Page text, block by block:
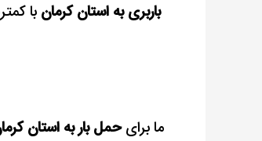
باربری به استان کرمان با
ما برایحمل بار به استان